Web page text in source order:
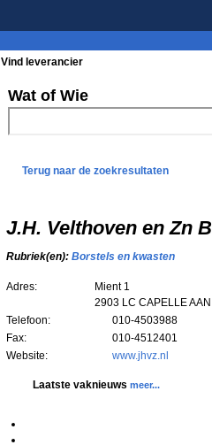
Vind leverancier
Wat of Wie
Terug naar de zoekresultaten
J.H. Velthoven en Zn
Rubriek(en): Borstels en kwasten
Adres:
Mient 1
2903 LC CAPELLE
Telefoon:
010-4503988
Fax:
010-4512401
Website:
www.jhvz.nl
Laatste vaknieuws meer...